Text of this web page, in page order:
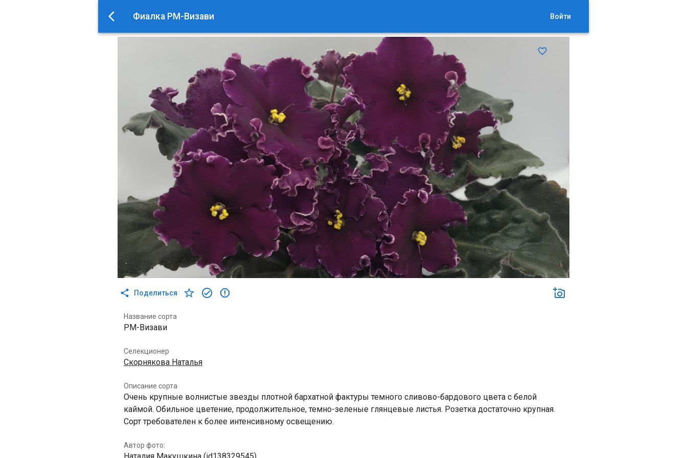
Фиалка РМ-Визави Войти
Поделиться
Название сорта
РМ-Визави
Селекционер
Скорнякова Наталья
Описание сорта
Очень крупные волнистые звезды плотной бархатной фактуры темного сливово-бардового цвета с белой
каймой. Обильное цветение, продолжительное, темно-зеленые глянцевые листья. Розетка достаточно крупная.
Сорт требователен к более интенсивному освещению.
Автор фото: